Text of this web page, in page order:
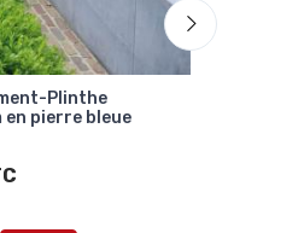
Plinthe
en pierre bleue